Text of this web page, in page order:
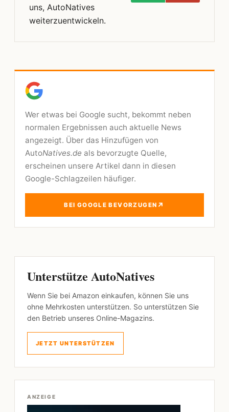
uns, AutoNatives
weiterzuentwickeln.
Wer etwas bei Google sucht, bekommt neben
normalen Ergebnissen auch aktuelle News
angezeigt. Über das Hinzufügen von
AutoNatives.de als bevorzugte Quelle,
erscheinen unsere Artikel dann in diesen
Google-Schlagzeilen häufiger.
BEI GOOGLE BEVORZUGEN ↗
Unterstütze AutoNatives
Wenn Sie bei Amazon einkaufen, können Sie uns
ohne Mehrkosten unterstützen. So unterstützen Sie
den Betrieb unseres Online-Magazins.
JETZT UNTERSTÜTZEN
ANZEIGE